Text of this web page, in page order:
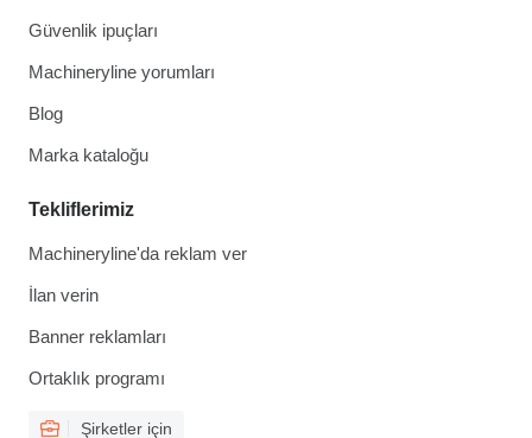
Güvenlik ipuçları
Machineryline yorumları
Blog
Marka kataloğu
Tekliflerimiz
Machineryline'da reklam ver
İlan verin
Banner reklamları
Ortaklık programı
Şirketler için